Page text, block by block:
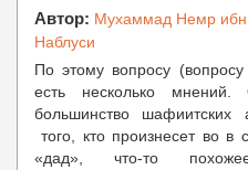
Автор: Мухаммад Немр
Наблуси
По этому вопросу
есть несколько
большинство шафиитских
того, кто произнесет во в
«дад», что-то